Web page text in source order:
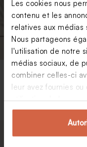
Les cookies nous
contenu et les
relatives aux médias
Nous partageons
l'utilisation de notre
médias sociaux, de
combiner celles-ci
leur avez fournies
utilisation de leurs
Faire part mariage
original avec carton